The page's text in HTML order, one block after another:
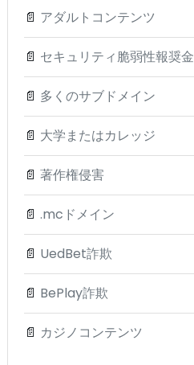
📄 アダルトコンテンツ
📄 セキュリティ脆弱性報奨金
📄 多くのサブドメイン
📄 大学またはカレッジ
📄 著作権侵害
📄 .mcドメイン
📄 UedBet詐欺
📄 BePlay詐欺
📄 カジノコンテンツ